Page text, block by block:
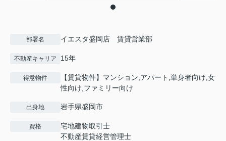
部署名 イエスタ盛岡店 賃貸営業部
不動産キャリア 15年
得意物件
【賃貸物件】マンション,アパート,単身者向け,女
性向け,ファミリー向け
出身地 岩手県盛岡市
資格
宅地建物取引士
不動産賃貸経営管理士